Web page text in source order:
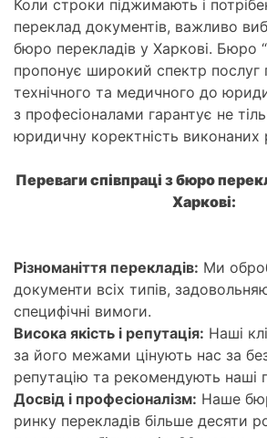
Коли строки піджимають і
переклад документів, важливо
бюро перекладів у Харкові. Бюро
пропонує широкий спектр послуг
технічного та медичного до
з професіоналами гарантує не
юридичну коректність виконаних
Переваги співпраці з бюро
Харкові:
Різноманіття перекладів: Ми
документи всіх типів,
специфічні вимоги.
Висока якість і репутація: Наші
за його межами цінують нас за
репутацію та рекомендують наші
Досвід і професіоналізм: Наше
ринку перекладів більше десяти